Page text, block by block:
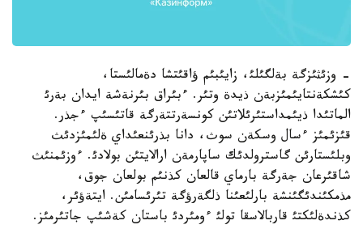
- وزئثئزگة بةلگئلئ، زايئبئم ؤاقئتشا دةمالئستا،
كئشكةنتايئمئزبةن ذيدة وتئر. ءبئراق بئرنةشة ايدان بةرئ
الماتئدا ذيئمداستئرئلاتئن كونسةرتتةرگة قاتئسئپ ءجذر.
قئزئمئز ءسال وسكةن سوث، دانا بذرئنعئداي ةلئمئزدئث
وبلئستارئن گاسترولدئك ساپارمةن ارالايتئن بولادئ. ءوزئمنئث
شاقئرعان جةرگة بارماي قالعان كذنئم بولعان جوق،
مذمكئندئگئنشة بارلئعئنا ذلگةرؤگة تئرئسامئن. ايتةؤئر،
كذندةلئكتئ قاربالاسقا تولئ ءومئردئ باستان كةشئپ جاتئرمئز.